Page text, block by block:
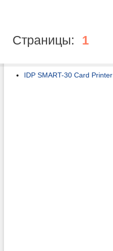
Страницы: 1
IDP SMART-30 Card Printer